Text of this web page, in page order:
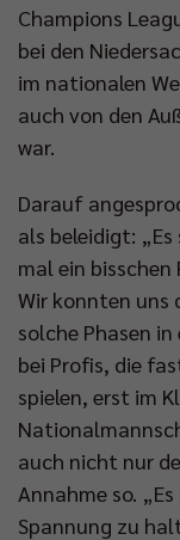
Champions
bei den
im nationalen
auch von den
war.
Darauf
als beleidigt:
mal ein
Wir konnten uns
solche Phasen
bei Profis, die
spielen, erst im
auch nicht nur
Annahme so.
Spannung zu